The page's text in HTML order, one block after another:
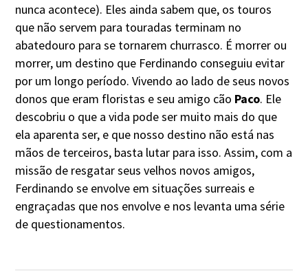
nunca acontece). Eles ainda sabem que, os touros
que não servem para touradas terminam no
abatedouro para se tornarem churrasco. É morrer ou
morrer, um destino que Ferdinando conseguiu evitar
por um longo período. Vivendo ao lado de seus novos
donos que eram floristas e seu amigo cão Paco. Ele
descobriu o que a vida pode ser muito mais do que
ela aparenta ser, e que nosso destino não está nas
mãos de terceiros, basta lutar para isso. Assim, com a
missão de resgatar seus velhos novos amigos,
Ferdinando se envolve em situações surreais e
engraçadas que nos envolve e nos levanta uma série
de questionamentos.